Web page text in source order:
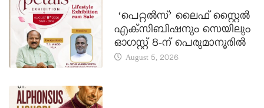
‘പെറ്റൽസ്’ ലൈഫ് സ്റ്റൈൽ
എക്സിബിഷനും സെയിലും
ഓഗസ്റ്റ് 8-ന് പെരുമാനൂരിൽ
August 5, 2026